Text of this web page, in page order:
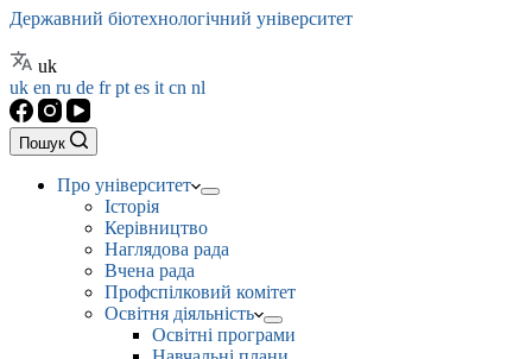
Державний біотехнологічний університет
uk
uk en ru de frpt es it cn nl
Пошук
Про університет
Історія
Керівництво
Наглядова рада
Вчена рада
Профспілковий комітет
Освітня діяльність
Освітні програми